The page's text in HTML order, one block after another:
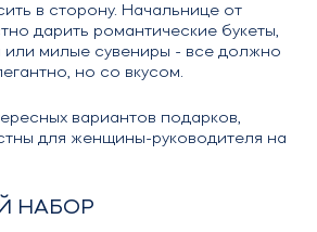
в сторону. Начальнице от
дарить романтические букеты,
или милые сувениры - все должно
но со вкусом.
вариантов подарков,
для женщины-руководителя на
НАБОР